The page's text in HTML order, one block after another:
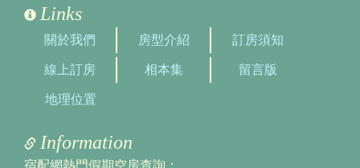
Links
關於我們 房型介紹 訂房須知
線上訂房 相本集 留言版
地理位置
Information
宿配網熱門假期空房查詢：